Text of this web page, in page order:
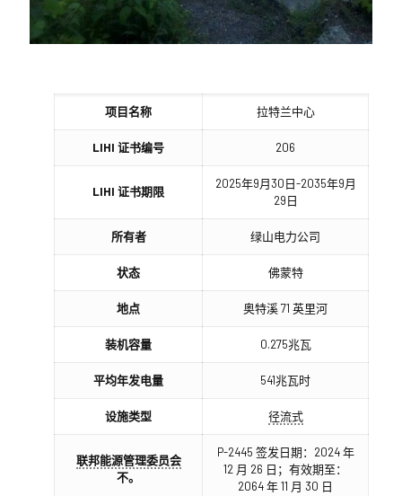
项目名称 拉特兰中心
LIHI 证书编号 206
LIHI 证书期限
2025年9月30日-2035年9月
29日
所有者 绿山电力公司
状态 佛蒙特
地点 奥特溪 71 英里河
装机容量 0.275兆瓦
平均年发电量 541兆瓦时
设施类型 径流式
联邦能源管理委员会
不。
P-2445 签发日期：2024 年
12 月 26 日；有效期至：
2064 年 11 月 30 日